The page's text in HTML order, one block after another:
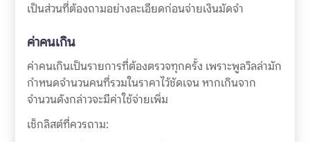
เป็นส่วนที่ต้องถามอย่างละเอียดก่อนจ่ายเงินมัดจำ
ค่าคนเกิน
ค่าคนเกินเป็นรายการที่ต้องตรวจทุกครั้ง เพราะพูลวิลล่ามัก
กำหนดจำนวนคนที่รวมในราคาไว้ชัดเจน หากเกินจาก
จำนวนดังกล่าวจะมีค่าใช้จ่ายเพิ่ม
เช็กลิสต์ที่ควรถาม: